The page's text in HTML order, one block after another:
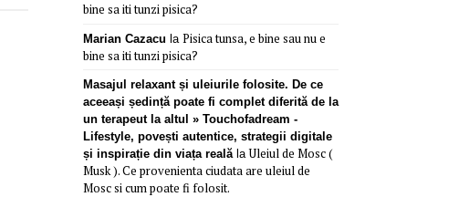
bine sa iti tunzi pisica?
Marian Cazacu la Pisica tunsa, e bine sau nu e
bine sa iti tunzi pisica?
Masajul relaxant și uleiurile folosite. De ce
aceeași ședință poate fi complet diferită de la
un terapeut la altul » Touchofadream -
Lifestyle, povești autentice, strategii digitale
și inspirație din viața reală laUleiul de Mosc (
Musk ). Ce provenienta ciudata are uleiul de
Mosc si cum poate fi folosit.